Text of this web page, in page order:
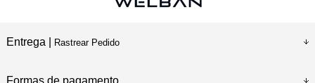
Entrega | Rastrear Pedido